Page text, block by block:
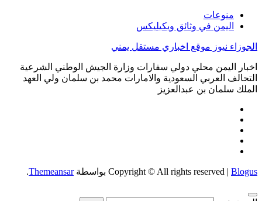
منوعات
اليمن في وثائق ويكيليكس
الجوزاء نيوز موقع اخباري مستقل يمني
اخبار اليمن محلي دولي سفارات وزارة الجيش الوطني الشرعية
التحالف العربي السعودية والامارات محمد بن سلمان ولي العهد
الملك سلمان بن عبدالعزيز
Copyright © All rights reserved | Blogus بواسطةThemeansar
.